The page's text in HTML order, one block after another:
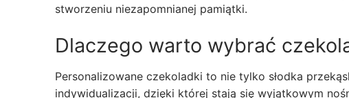
stworzeniu niezapomnianej pamiątki.
Dlaczego warto wybrać
Personalizowane czekoladki to nie tylko słodka
indywidualizacji, dzięki której stają się wyjątkowym